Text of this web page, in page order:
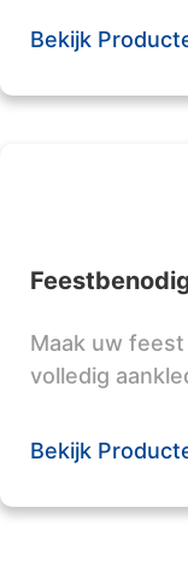
Bekijk
Maak uw
volledig
Bekijk